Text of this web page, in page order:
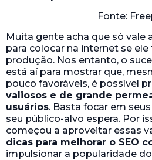
Fonte:
Muita gente acha que só vale
para colocar na internet se
produção. Nos entanto, o
está aí para mostrar que,
pouco favoráveis, é possível
valiosos e de grande
usuários. Basta focar em
seu público-alvo espera. Por
começou a aproveitar essas
dicas para melhorar o SEO
impulsionar a popularidade